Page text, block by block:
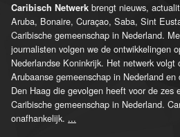
Caribisch Netwerk brengt nieuws,
Aruba, Bonaire, Curaçao, Saba, Sint
Caribische gemeenschap in Nederland.
journalisten volgen we de ontwikkelingen
Nederlandse Koninkrijk. Het netwerk
Arubaanse gemeenschap in Nederland
Den Haag die gevolgen heeft voor de zes
Caribische gemeenschap in Nederland.
onafhankelijk. ...